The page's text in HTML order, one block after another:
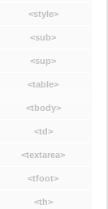
<style>
<sub>
<sup>
<table>
<tbody>
<td>
<textarea>
<tfoot>
<th>